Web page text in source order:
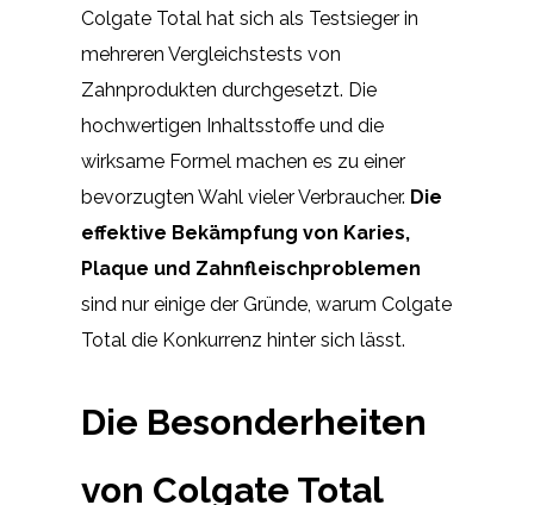
Colgate Total hat sich als Testsieger in
mehreren Vergleichstests von
Zahnprodukten durchgesetzt. Die
hochwertigen Inhaltsstoffe und die
wirksame Formel machen es zu einer
bevorzugten Wahl vieler Verbraucher. Die
effektive Bekämpfung von Karies,
Plaque und Zahnfleischproblemen
sind nur einige der Gründe, warum Colgate
Total die Konkurrenz hinter sich lässt.
Die Besonderheiten
von Colgate Total